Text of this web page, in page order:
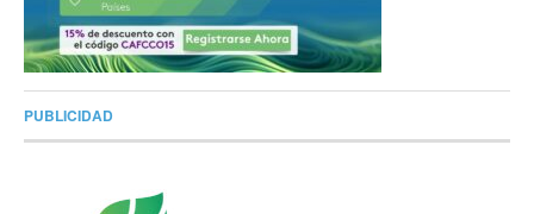
PUBLICIDAD